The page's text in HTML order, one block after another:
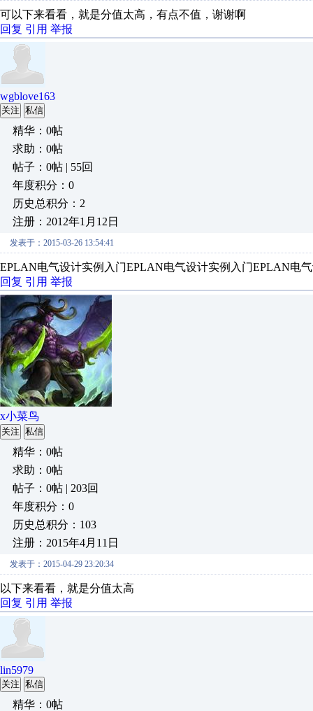
可以下来看看，就是分值太高，有点不值，谢谢啊
回复 引用 举报
wgblove163
关注 私信
精华：0帖
求助：0帖
帖子：0帖 | 55回
年度积分：0
历史总积分：2
注册：2012年1月12日
发表于：2015-03-26 13:54:41
EPLAN电气设计实例入门EPLAN电气设计实例入门EPLAN电
回复 引用 举报
x小菜鸟
关注 私信
精华：0帖
求助：0帖
帖子：0帖 | 203回
年度积分：0
历史总积分：103
注册：2015年4月11日
发表于：2015-04-29 23:20:34
以下来看看，就是分值太高
回复 引用 举报
lin5979
关注 私信
精华：0帖